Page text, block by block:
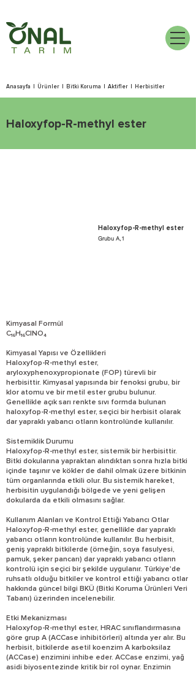
Anasayfa Ürünler Bitki Koruma Aktifler Herbisitler
Haloxyfop-R-methyl ester
Haloxyfop-R-methyl ester
Grubu A,1
Kimyasal Formül
C₁₆H₁₆ClNO₄
Kimyasal Yapısı ve Özellikleri
Haloxyfop-R-methyl ester,
aryloxyphenoxypropionate (FOP) türevli bir
herbisittir. Kimyasal yapısında bir fenoksi grubu, bir
klor atomu ve bir metil ester grubu bulunur.
Genellikle açık sarı renkte sıvı formda bulunan
haloxyfop-R-methyl ester, seçici bir herbisit olarak
dar yapraklı yabancı otların kontrolünde kullanılır.
Sistemiklik Durumu
Haloxyfop-R-methyl ester, sistemik bir herbisittir.
Bitki dokularına yapraktan alındıktan sonra hızla bitki
içinde taşınır ve kökler de dahil olmak üzere bitkinin
tüm organlarında etkili olur. Bu sistemik hareket,
herbisitin uygulandığı bölgede ve yeni gelişen
dokularda da etkili olmasını sağlar.
Kullanım Alanları ve Kontrol Ettiği Yabancı Otlar
Haloxyfop-R-methyl ester, genellikle dar yapraklı
yabancı otların kontrolünde kullanılır. Bu herbisit,
geniş yapraklı bitkilerde (örneğin, soya fasulyesi,
pamuk, şeker pancarı) dar yapraklı yabancı otların
kontrolü için seçici bir şekilde uygulanır. Türkiye'de
ruhsatlı olduğu bitkiler ve kontrol ettiği yabancı otlar
hakkında güncel bilgi BKÜ (Bitki Koruma Ürünleri Veri
Tabanı) üzerinden incelenebilir.
Etki Mekanizması
Haloxyfop-R-methyl ester, HRAC sınıflandırmasına
göre grup A (ACCase inhibitörleri) altında yer alır. Bu
herbisit, bitkilerde asetil koenzim A karboksilaz
(ACCase) enzimini inhibe eder. ACCase enzimi, yağ
asidi biyosentezinde kritik bir rol oynar. Enzimin